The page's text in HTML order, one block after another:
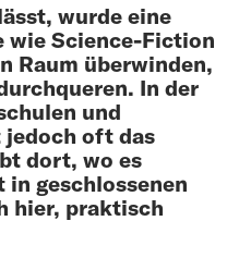
wurde eine
wie Science-Fiction
Raum überwinden,
In der
und
jedoch oft das
dort, wo es
geschlossenen
hier, praktisch